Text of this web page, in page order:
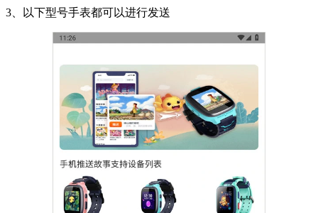
3、以下型号手表都可以进行发送